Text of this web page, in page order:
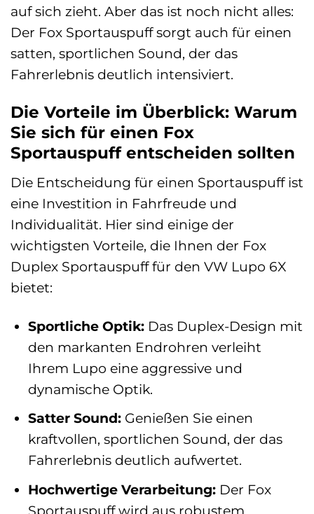
auf sich zieht. Aber das ist noch nicht alles:
Der Fox Sportauspuff sorgt auch für einen
satten, sportlichen Sound, der das
Fahrerlebnis deutlich intensiviert.
Die Vorteile im Überblick: Warum
Sie sich für einen Fox
Sportauspuff entscheiden sollten
Die Entscheidung für einen Sportauspuff ist
eine Investition in Fahrfreude und
Individualität. Hier sind einige der
wichtigsten Vorteile, die Ihnen der Fox
Duplex Sportauspuff für den VW Lupo 6X
bietet:
Sportliche Optik:Das Duplex-Design mit
den markanten Endrohren verleiht
Ihrem Lupo eine aggressive und
dynamische Optik.
Satter Sound:Genießen Sie einen
kraftvollen, sportlichen Sound, der das
Fahrerlebnis deutlich aufwertet.
Hochwertige Verarbeitung:Der Fox
Sportauspuff wird aus robustem